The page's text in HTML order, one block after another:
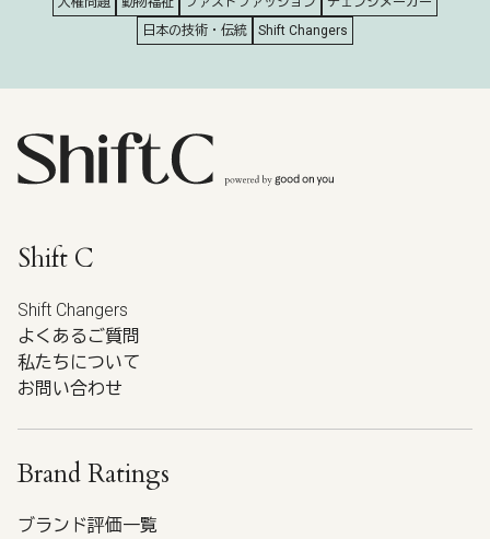
日本の技術・伝統
Shift Changers
Shift C
Shift Changers
よくあるご質問
私たちについて
お問い合わせ
Brand Ratings
ブランド評価一覧